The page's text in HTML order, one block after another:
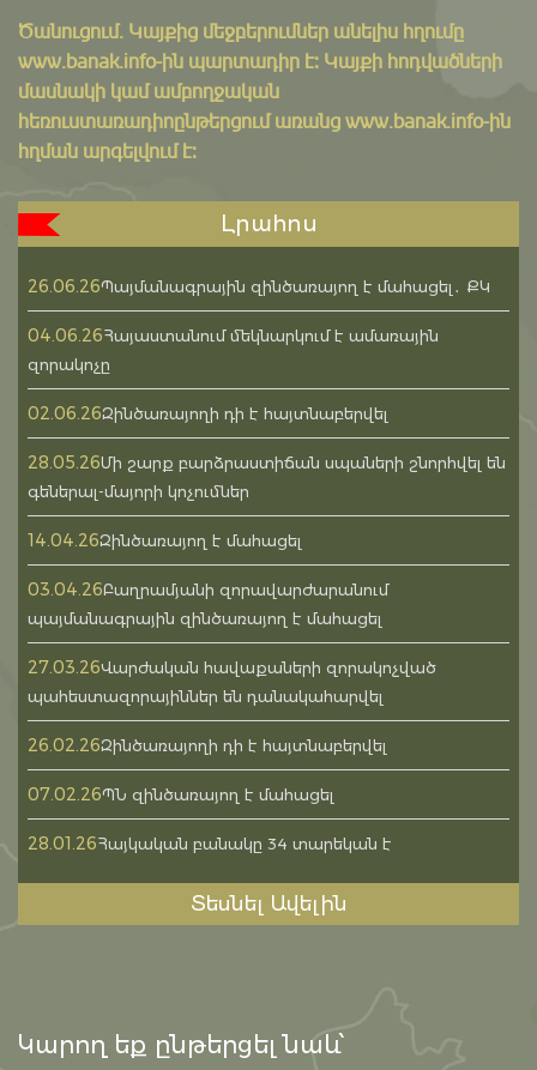
Ծանուցում․ Կայքից մեջբերումներ անելիս հղումը
www.banak.info-ին պարտադիր է: Կայքի հոդվածների
մասնակի կամ ամբողջական
հեռուստառադիոընթերցում առանց www.banak.info-ին
հղման արգելվում է:
Լրահոս
26.06.26Պայմանագրային զինծառայող է մահացել․ ՔԿ
04.06.26Հայաստանում մեկնարկում է ամառային
զորակոչը
02.06.26Զինծառայողի դի է հայտնաբերվել
28.05.26Մի շարք բարձրաստիճան սպաների շնորհվել են
գեներալ-մայորի կոչումներ
14.04.26Զինծառայող է մահացել
03.04.26Բաղրամյանի զորավարժարանում
պայմանագրային զինծառայող է մահացել
27.03.26Վարժական հավաքաների զորակոչված
պահեստազորայիններ են դանակահարվել
26.02.26Զինծառայողի դի է հայտնաբերվել
07.02.26ՊՆ զինծառայող է մահացել
28.01.26Հայկական բանակը 34 տարեկան է
Տեսնել Ավելին
Կարող եք ընթերցել նաև՝